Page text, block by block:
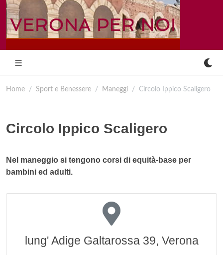
Home Sport e Benessere Maneggi Circolo Ippico Scaligero
Circolo Ippico Scaligero
Nel maneggio si tengono corsi di equità-base per
bambini ed adulti.
lung' Adige Galtarossa 39, Verona